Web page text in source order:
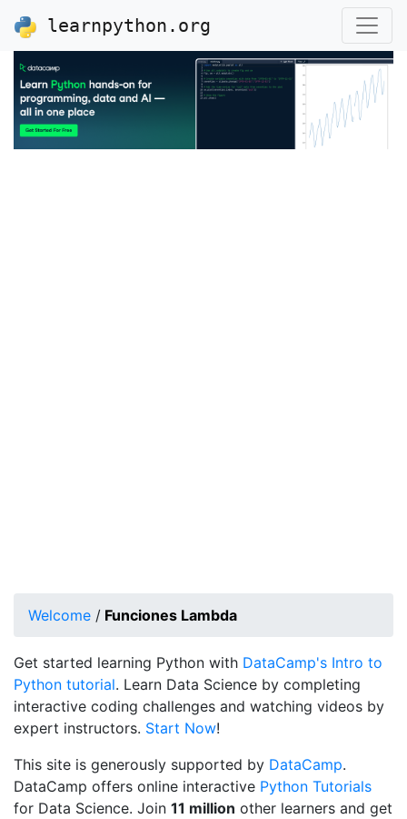
learnpython.org
Welcome / Funciones Lambda
Get started learning Python with DataCamp's Intro to
Python tutorial. Learn Data Science by completing
interactive coding challenges and watching videos by
expert instructors. Start Now!
This site is generously supported by DataCamp.
DataCamp offers online interactive Python Tutorials
for Data Science. Join 11 million other learners and get